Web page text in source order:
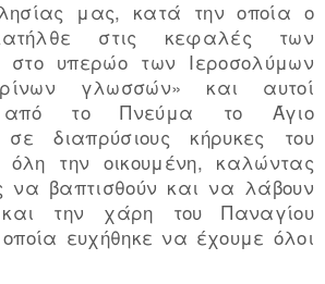
μας, κατά την οποία ο
στις κεφαλές των
υπερώο των Ιεροσολύμων
γλωσσών» και αυτοί
από το Πνεύμα το Άγιο
διαπρύσιους κήρυκες του
την οικουμένη, καλώντας
να βαπτισθούν και να λάβουν
την χάρη του Παναγίου
ευχήθηκε να έχουμε όλοι